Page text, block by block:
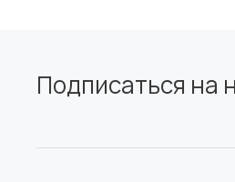
Подписаться на